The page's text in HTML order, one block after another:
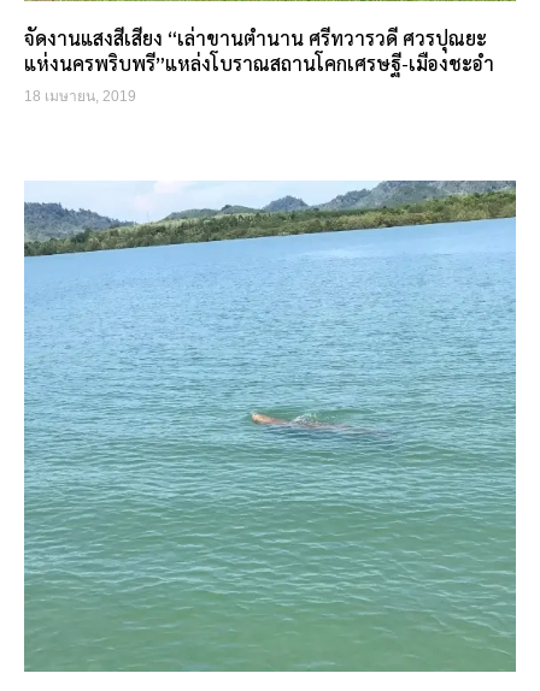
จัดงานแสงสีเสียง “เล่าขานตำนาน ศรีทวารวดี ศวรปุณยะ
แห่งนครพริบพรี”แหล่งโบราณสถานโคกเศรษฐี-เมืองชะอำ
18 เมษายน, 2019